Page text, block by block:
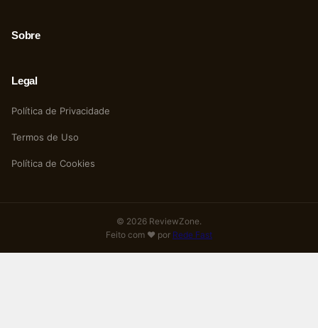
Sobre
Legal
Política de Privacidade
Termos de Uso
Política de Cookies
© 2026 ReviewZone.
Feito com ❤️ por Rede Fast